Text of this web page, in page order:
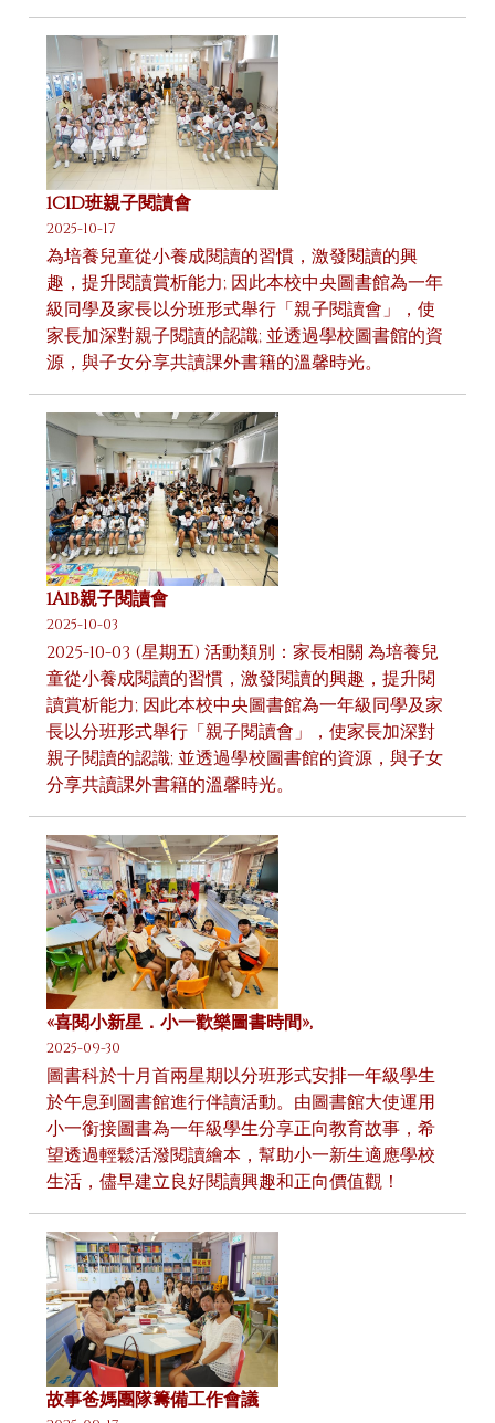
1C1D班親子閱讀會
2025-10-17
為培養兒童從小養成閱讀的習慣，激發閱讀的興
趣，提升閱讀賞析能力; 因此本校中央圖書館為一年
級同學及家長以分班形式舉行「親子閱讀會」，使
家長加深對親子閱讀的認識; 並透過學校圖書館的資
源，與子女分享共讀課外書籍的溫馨時光。
1A1B親子閱讀會
2025-10-03
2025-10-03 (星期五) 活動類別：家長相關 為培養兒
童從小養成閱讀的習慣，激發閱讀的興趣，提升閱
讀賞析能力; 因此本校中央圖書館為一年級同學及家
長以分班形式舉行「親子閱讀會」，使家長加深對
親子閱讀的認識; 並透過學校圖書館的資源，與子女
分享共讀課外書籍的溫馨時光。
«喜閱小新星．小一歡樂圖書時間»,
2025-09-30
圖書科於十月首兩星期以分班形式安排一年級學生
於午息到圖書館進行伴讀活動。由圖書館大使運用
小一銜接圖書為一年級學生分享正向教育故事，希
望透過輕鬆活潑閱讀繪本，幫助小一新生適應學校
生活，儘早建立良好閱讀興趣和正向價值觀！
故事爸媽團隊籌備工作會議